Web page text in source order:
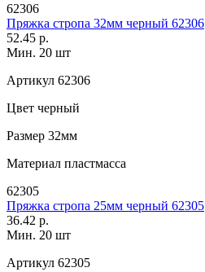
62306
Пряжка стропа 32мм черный 62306
52.45 р.
Мин. 20 шт
Артикул 62306
Цвет черный
Размер 32мм
Материал пластмасса
62305
Пряжка стропа 25мм черный 62305
36.42 р.
Мин. 20 шт
Артикул 62305